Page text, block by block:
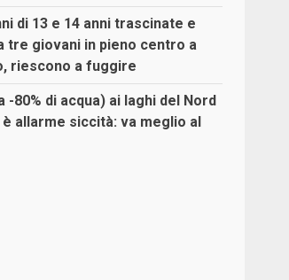
di 13 e 14 anni trascinate e
tre giovani in pieno centro a
riescono a fuggire
-80% di acqua) ai laghi del Nord
allarme siccità: va meglio al